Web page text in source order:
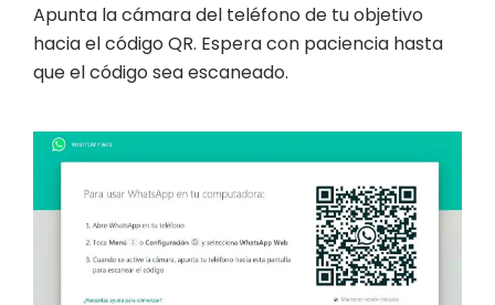
Apunta la cámara del teléfono de tu objetivo
hacia el código QR. Espera con paciencia hasta
que el código sea escaneado.